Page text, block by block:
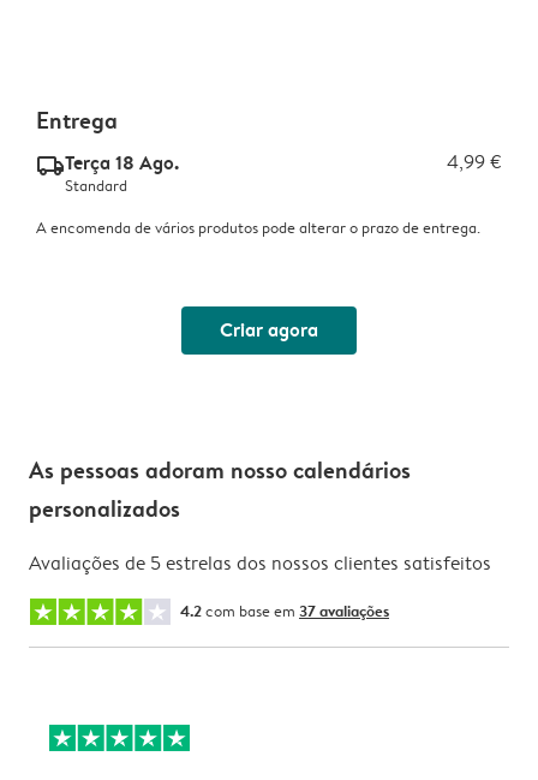
Entrega
delivery_standard_v2Terça 18 Ago. 4,99 €
Standard
A encomenda de vários produtos pode alterar o prazo de entrega.
Criar agora
As pessoas adoram nosso calendários
personalizados
Avaliações de 5 estrelas dos nossos clientes satisfeitos
4.2com base em 37 avaliações